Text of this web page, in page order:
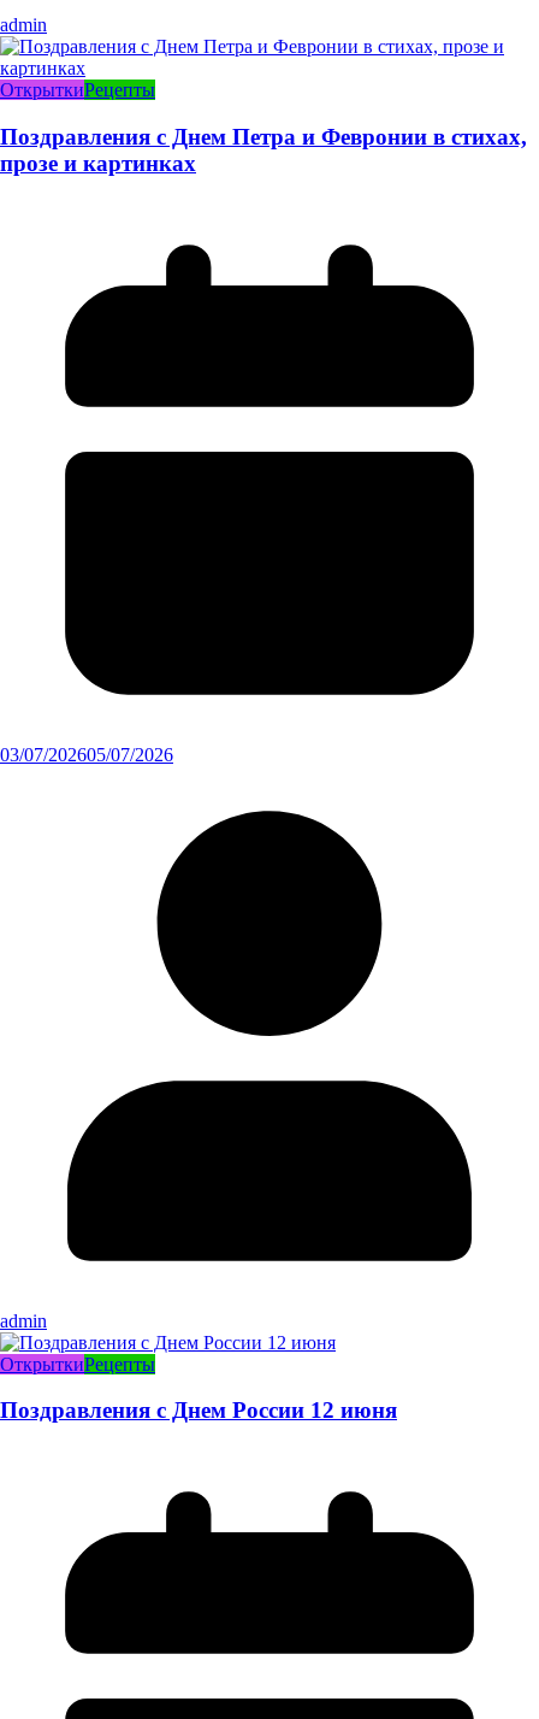
admin
ОткрыткиРецепты
Поздравления с Днем Петра и Февронии в стихах,
прозе и картинках
03/07/202605/07/2026
admin
ОткрыткиРецепты
Поздравления с Днем России 12 июня